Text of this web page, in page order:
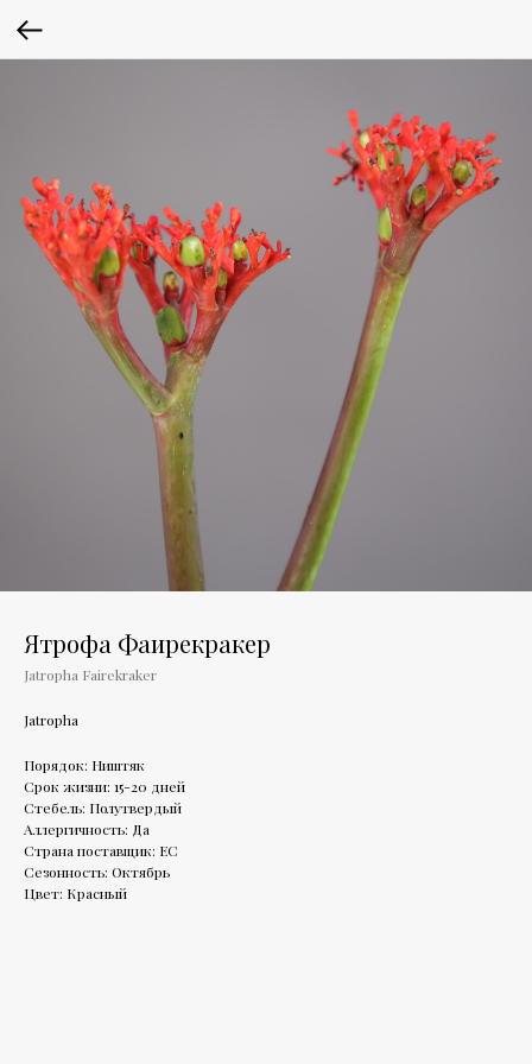
Ятрофа Фаирекракер
Jatropha Fairekraker
Jatropha
Порядок: Ништяк
Срок жизни: 15-20 дней
Стебель: Полутвердый
Аллергичность: Да
Страна поставщик: ЕС
Сезонность: Октябрь
Цвет: Красный